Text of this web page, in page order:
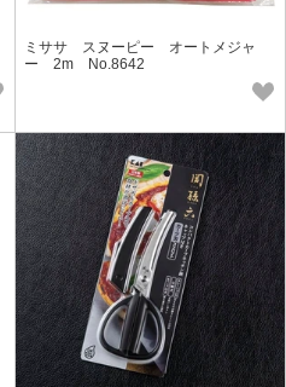
ミササ スヌーピー オートメジャ
ー 2m No.8642